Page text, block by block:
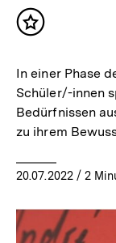
Inhalt
In einer Phase
Schüler/-innen
Bedürfnissen
zu ihrem
20.07.2022/ 2